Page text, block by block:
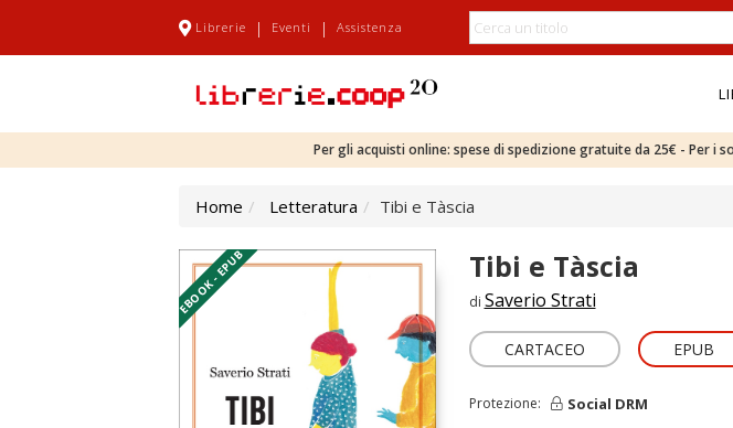
Librerie | Eventi | Assistenza
Per gli acquisti online: spese di spedizione gratuite da 25€ - Per i
Home Letteratura Tibi e Tàscia
EBOOK - EPUB Tibi e Tàscia
di Saverio Strati
CARTACEO EPUB
Protezione: Social DRM